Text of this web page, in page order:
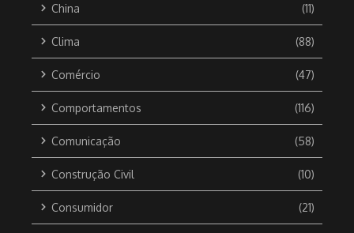
China (11)
Clima (88)
Comércio (47)
Comportamentos (116)
Comunicação (58)
Construção Civil (10)
Consumidor (21)